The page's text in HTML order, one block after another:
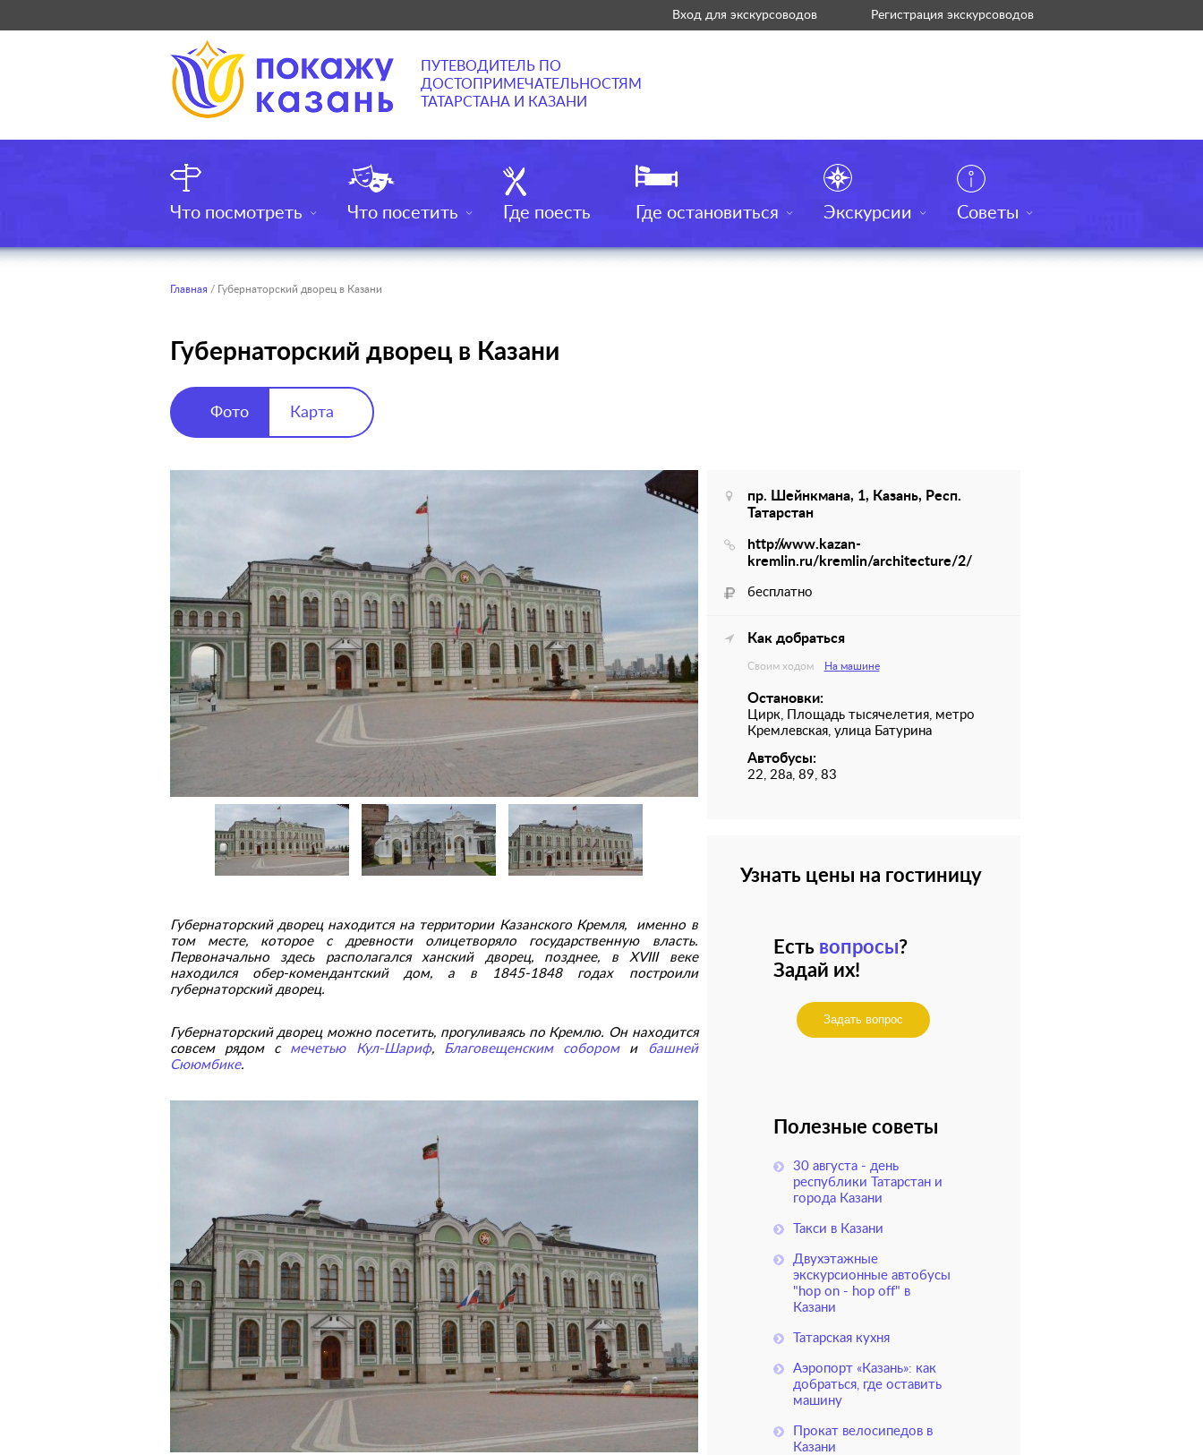
Вход для экскурсоводов Регистрация экскурсоводов
ПУТЕВОДИТЕЛЬ ПО
ДОСТОПРИМЕЧАТЕЛЬНОСТЯМ
ТАТАРСТАНА И КАЗАНИ
Что посмотреть Что посетить Где поесть Где остановиться Экскурсии Советы
Главная / Губернаторский дворец в Казани
Губернаторский дворец в Казани
Фото Карта
Губернаторский дворец находится на территории Казанского Кремля, именно в
том месте, которое с древности олицетворяло государственную власть.
Первоначально здесь располагался ханский дворец, позднее, в XVIII веке
находился обер-комендантский дом, а в 1845-1848 годах построили
губернаторский дворец.
Губернаторский дворец можно посетить, прогуливаясь по Кремлю. Он находится
совсем рядом с мечетью Кул-Шариф, Благовещенским собороми башней
Сююмбике.
пр. Шейнкмана, 1, Казань, Респ.
Татарстан
http://www.kazan-
kremlin.ru/kremlin/architecture/2/
бесплатно
Как добраться
Своим ходом На машине
Остановки:
Цирк, Площадь тысячелетия, метро
Кремлевская, улица Батурина
Автобусы:
22, 28а, 89, 83
Узнать цены на гостиницу
Есть вопросы?
Задай их!
Задать вопрос
Полезные советы
30 августа - день
республики Татарстан и
города Казани
Такси в Казани
Двухэтажные
экскурсионные автобусы
"hop on - hop off" в
Казани
Татарская кухня
Аэропорт «Казань»: как
добраться, где оставить
машину
Прокат велосипедов в
Казани